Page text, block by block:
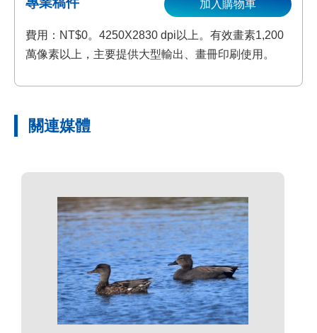
費用：NT$0。4250X2830 dpi以上。有效畫素1,200
萬像素以上，主要提供大型輸出、畫冊印刷使用。
加入購物車
關連媒體